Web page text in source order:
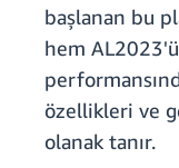
başlanan bu
hem
özellikleri ve
olanak tanır.